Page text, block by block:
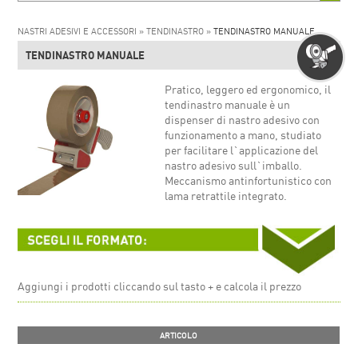
NASTRI ADESIVI E ACCESSORI » TENDINASTRO » TENDINASTRO MANUALE
TENDINASTRO MANUALE
Pratico, leggero ed ergonomico, il
tendinastro manuale è un
dispenser di nastro adesivo con
funzionamento a mano, studiato
per facilitare l`applicazione del
nastro adesivo sull`imballo.
Meccanismo antinfortunistico con
lama retrattile integrato.
Aggiungi i prodotti cliccando sul tasto + e calcola il prezzo
ARTICOLO